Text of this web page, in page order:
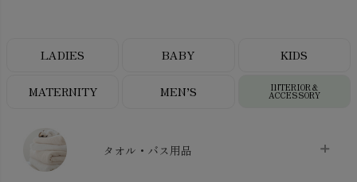
LADIES BABY KIDS
MATERNITY MEN’S INTERIOR＆
ACCESSORY
タオル・バス用品